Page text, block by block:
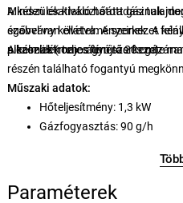
Minden csatlakoztatott gáznak
szabvány követelményeinek. A
piezoelektromos gyújtás és
A készülék kiváló hőátadási
égővel van ellátva. A szerkezet
alkalmas (max. átmérő 20 cm).
A készülék teljes fém szerkezete
részén található fogantyú
Műszaki adatok:
Hőteljesítmény: 1,3 kW
Gázfogyasztás: 90 g/h
Méretek: 29 x 24 x 27 cm
Paraméterek